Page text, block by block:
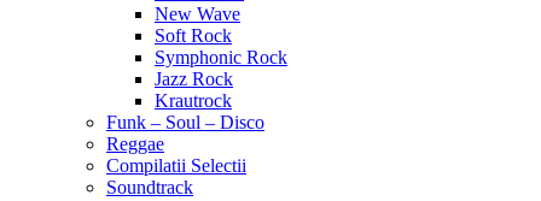
New Wave
Soft Rock
Symphonic Rock
Jazz Rock
Krautrock
Funk – Soul – Disco
Reggae
Compilatii Selectii
Soundtrack